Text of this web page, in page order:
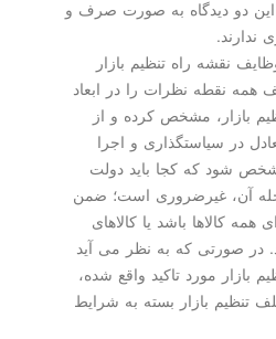
به صورت صرف و
راه تنظیم بازار
نظرات را در ابعاد
مشخص كرده و از
و اجرا
كه كجا باید دولت
غیرضروری است؛ ضمن
باشد یا كالاهای
كه به نظر می آید
مورد تاكید واقع شده،
بازار بسته به شرایط